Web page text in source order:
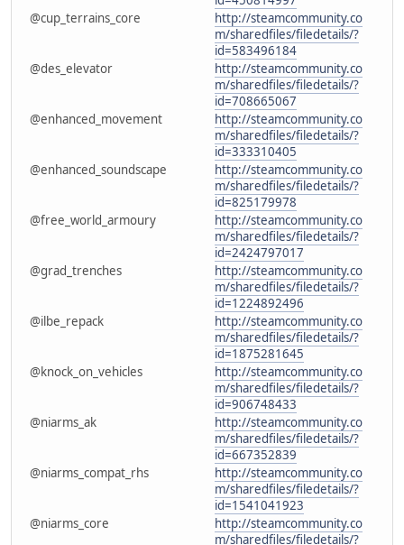
@cup_terrains_core
http://steamcommunity.co
m/sharedfiles/filedetails/?
id=583496184
@des_elevator
http://steamcommunity.co
m/sharedfiles/filedetails/?
id=708665067
@enhanced_movement
http://steamcommunity.co
m/sharedfiles/filedetails/?
id=333310405
@enhanced_soundscape
http://steamcommunity.co
m/sharedfiles/filedetails/?
id=825179978
@free_world_armoury
http://steamcommunity.co
m/sharedfiles/filedetails/?
id=2424797017
@grad_trenches
http://steamcommunity.co
m/sharedfiles/filedetails/?
id=1224892496
@ilbe_repack
http://steamcommunity.co
m/sharedfiles/filedetails/?
id=1875281645
@knock_on_vehicles
http://steamcommunity.co
m/sharedfiles/filedetails/?
id=906748433
@niarms_ak
http://steamcommunity.co
m/sharedfiles/filedetails/?
id=667352839
@niarms_compat_rhs
http://steamcommunity.co
m/sharedfiles/filedetails/?
id=1541041923
@niarms_core
http://steamcommunity.co
m/sharedfiles/filedetails/?